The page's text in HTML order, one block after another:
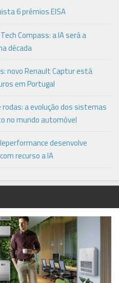
6 prémios EISA
Compass: a IA será a
década
novo Renault Captur está
em Portugal
a evolução dos sistemas
no mundo automóvel
desenvolve
recurso a IA